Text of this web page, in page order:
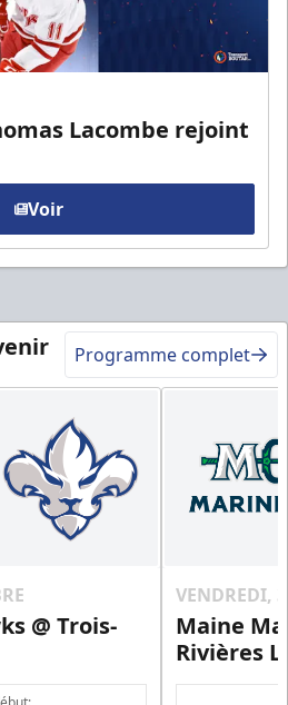
Lacombe rejoint
Voir
Programme complet
@ Trois-
VENDREDI,
Maine
Rivières